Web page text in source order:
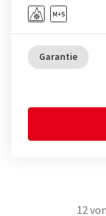
Garantie
12von